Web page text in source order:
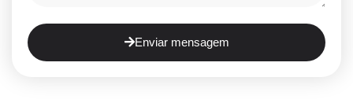
Enviar mensagem